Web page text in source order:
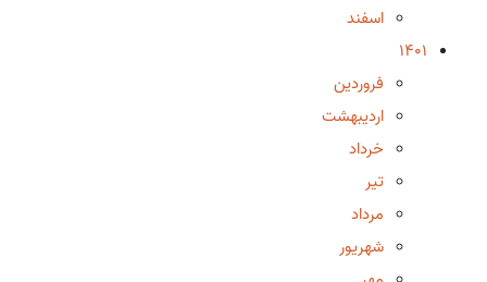
اسفند
1401
فروردین
اردیبهشت
خرداد
تیر
مرداد
شهریور